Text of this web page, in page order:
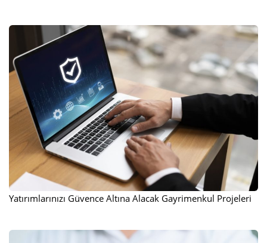
Yatırımlarınızı Güvence Altına Alacak Gayrimenkul Projeleri